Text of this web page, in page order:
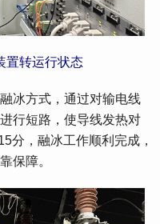
置转运行状态
方式，通过对输电线
行短路，使导线发热对
分，融冰工作顺利完成，
保障。